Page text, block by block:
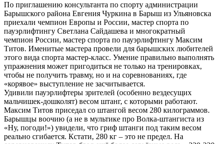
По приглашению консультанта по спорту администрации
Барышского района Евгения Чуркина в Барыш из Ульяновска
приехали чемпион Европы и России, мастер спорта по
пауэрлифтингу Светлана Сайдашева и многократный
чемпион России, мастер спорта по пауэрлифтингу Максим
Титов. Именитые мастера провели для барышских любителей
этого вида спорта мастер-класс. Умение правильно выполнять
упражнения может пригодиться не только на тренировках,
чтобы не получить травму, но и на соревнованиях, где
«корявое» выступление не засчитывается.
Удивили пауэрлифтеры зрителей (особенно вездесущих
мальчишек-дошколят) весом штанг, с которыми работают.
Максим Титов приседал со штангой весом 280 килограммов.
Барышцы воочию (а не в мультике про Волка-штангиста из
«Ну, погоди!») увидели, что гриф штанги под таким весом
реально сгибается. Кстати, 280 кг – это не предел. На